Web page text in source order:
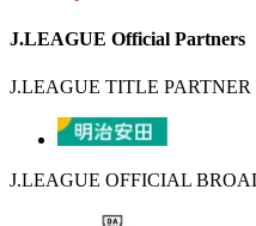
J.LEAGUE Official Partners
J.LEAGUE TITLE PARTNER
J.LEAGUE OFFICIAL